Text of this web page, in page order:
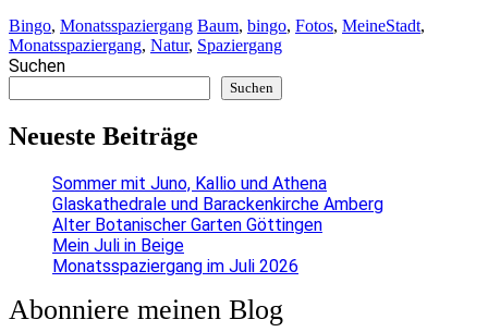
Bingo, Monatsspaziergang Baum, bingo, Fotos, MeineStadt,
Monatsspaziergang, Natur, Spaziergang
Suchen
Suchen
Neueste Beiträge
Sommer mit Juno, Kallio und Athena
Glaskathedrale und Barackenkirche Amberg
Alter Botanischer Garten Göttingen
Mein Juli in Beige
Monatsspaziergang im Juli 2026
Abonniere meinen Blog